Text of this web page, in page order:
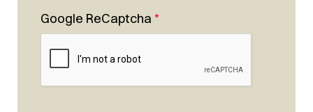
Google ReCaptcha *